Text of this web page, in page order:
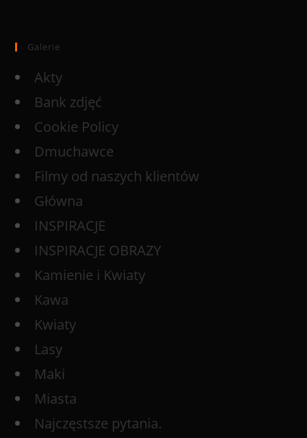
Galerie
Akty
Bank zdjęć
Cookie Policy
Dmuchawce
Filmy od naszych klientów
Główna
INSPIRACJE
INSPIRACJE OBRAZY
Kamienie i Kwiaty
Kawa
Kwiaty
Lasy
Maki
Miasta
Najczęstsze pytania.